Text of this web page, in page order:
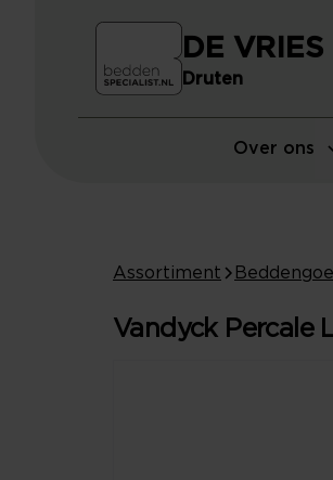
Over ons
DE VRIES
Druten
Assortiment
Vandyck Percale